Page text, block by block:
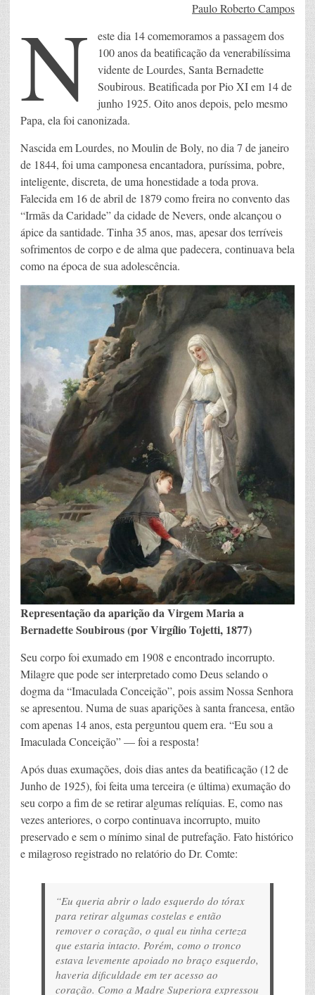
Paulo Roberto Campos
N
este dia 14 comemoramos a passagem dos
100 anos da beatificação da venerabilíssima
vidente de Lourdes, Santa Bernadette
Soubirous. Beatificada por Pio XI em 14 de
junho 1925. Oito anos depois, pelo mesmo
Papa, ela foi canonizada.
Nascida em Lourdes, no Moulin de Boly, no dia 7 de janeiro
de 1844, foi uma camponesa encantadora, puríssima, pobre,
inteligente, discreta, de uma honestidade a toda prova.
Falecida em 16 de abril de 1879 como freira no convento das
“Irmãs da Caridade” da cidade de Nevers, onde alcançou o
ápice da santidade. Tinha 35 anos, mas, apesar dos terríveis
sofrimentos de corpo e de alma que padecera, continuava bela
como na época de sua adolescência.
Representação da aparição da Virgem Maria a
Bernadette Soubirous (por Virgílio Tojetti, 1877)
Seu corpo foi exumado em 1908 e encontrado incorrupto.
Milagre que pode ser interpretado como Deus selando o
dogma da “Imaculada Conceição”, pois assim Nossa Senhora
se apresentou. Numa de suas aparições à santa francesa, então
com apenas 14 anos, esta perguntou quem era. “Eu sou a
Imaculada Conceição” — foi a resposta!
Após duas exumações, dois dias antes da beatificação (12 de
Junho de 1925), foi feita uma terceira (e última) exumação do
seu corpo a fim de se retirar algumas relíquias. E, como nas
vezes anteriores, o corpo continuava incorrupto, muito
preservado e sem o mínimo sinal de putrefação. Fato histórico
e milagroso registrado no relatório do Dr. Comte:
“Eu queria abrir o lado esquerdo do tórax
para retirar algumas costelas e então
remover o coração, o qual eu tinha certeza
que estaria intacto. Porém, como o tronco
estava levemente apoiado no braço esquerdo,
haveria dificuldade em ter acesso ao
coração. Como a Madre Superiora expressou